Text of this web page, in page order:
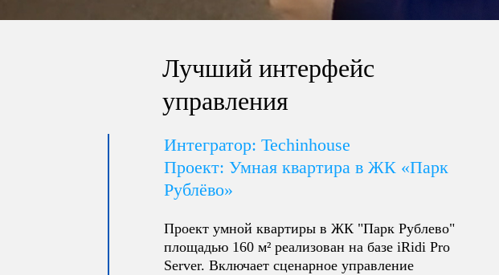
Лучший интерфейс
управления
Интегратор: Techinhouse
Проект: Умная квартира в ЖК «Парк
Рублёво»
Проект умной квартиры в ЖК "Парк Рублево"
площадью 160 м² реализован на базе iRidi Pro
Server. Включает сценарное управление